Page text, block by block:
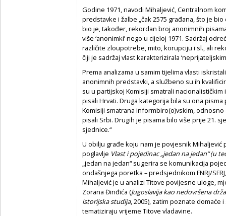
Godine 1971, navodi Mihaljević, Centralnom
predstavke i žalbe „čak 2575 građana, što je
bio je, također, rekordan broj anonimnih
više ‘anonimki’ nego u cijeloj 1971. Sadržaj
različite zloupotrebe, mito, korupciju i sl., ali
čiji je sadržaj vlast karakterizirala
Prema analizama u samim tijelima vlasti
anonimnih predstavki, a službeno su ih
su u partijskoj Komisiji smatrali
pisali Hrvati. Druga kategorija bila su ona
Komisiji smatrana informbiro(o)vskim,
pisali Srbi. Drugih je pisama bilo više prije 21.
sjednice.“
U obilju građe koju nam je povjesnik
poglavlje Vlast i pojedinac „jedan na jedan“ (u
„jedan na jedan“ sugerira se komunikacija
ondašnjega poretka – predsjednikom FNRJ/
Mihaljević je u analizi Titove povijesne uloge,
Zorana Đinđića (Jugoslavija kao nedovršena
istorijska studija, 2005), zatim poznate domaće
tematiziraju vrijeme Titove vladavine.